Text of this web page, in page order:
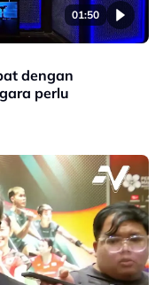
01:50
dengan
perlu